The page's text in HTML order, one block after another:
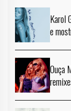
Karol
e
Ouça